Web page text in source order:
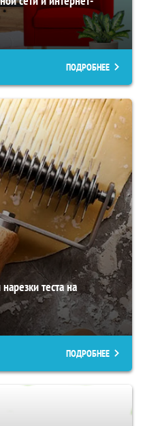
ПОДРОБНЕЕ
теста на
ПОДРОБНЕЕ